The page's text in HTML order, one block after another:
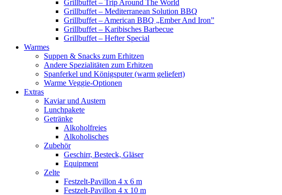
Grillbuffet – Trip Around The World
Grillbuffet – Mediterranean Solution BBQ
Grillbuffet – American BBQ „Ember And Iron”
Grillbuffet – Karibisches Barbecue
Grillbuffet – Hefter Special
Warmes
Suppen & Snacks zum Erhitzen
Andere Spezialitäten zum Erhitzen
Spanferkel und Königsputer (warm geliefert)
Warme Veggie-Optionen
Extras
Kaviar und Austern
Lunchpakete
Getränke
Alkoholfreies
Alkoholisches
Zubehör
Geschirr, Besteck, Gläser
Equipment
Zelte
Festzelt-Pavillon 4 x 6 m
Festzelt-Pavillon 4 x 10 m